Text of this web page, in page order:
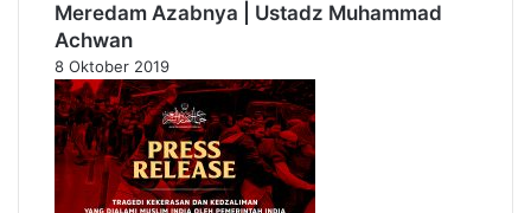
Meredam Azabnya | Ustadz Muhammad
Achwan
8 Oktober 2019